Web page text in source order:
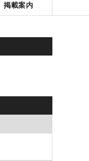
掲載案内